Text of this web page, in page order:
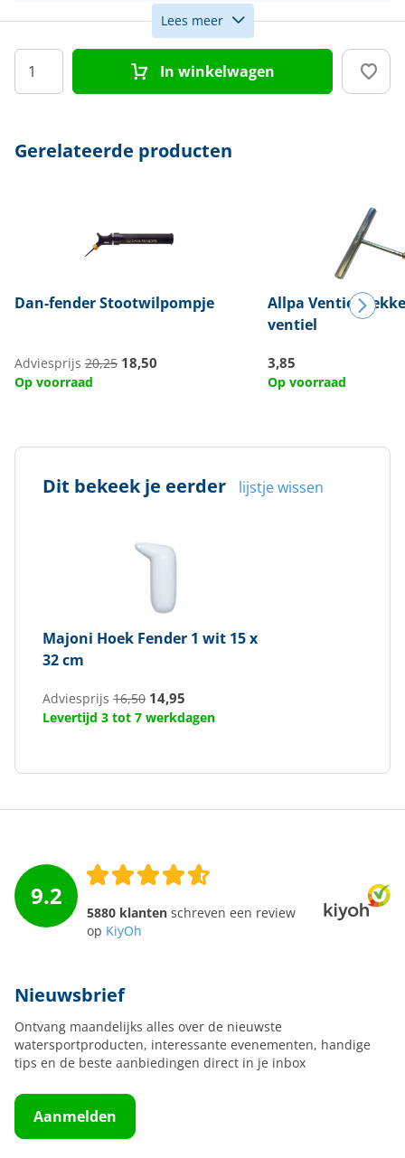
Kleur Wit
Model Hoek fender
Lees meer
In winkelwagen
Gerelateerde producten
Dan-fenderStootwilpompje
Adviesprijs 20,25 18,50
Op voorraad
Allpa
ventiel
3,85
Op voorraad
Dit bekeek je eerder lijstje wissen
Majoni Hoek Fender 1 wit 15 x
32 cm
Adviesprijs 16,50 14,95
Levertijd 3 tot 7 werkdagen
9.2
5880 klanten schreven een review
op KiyOh
Nieuwsbrief
Ontvang maandelijks alles over de nieuwste
watersportproducten, interessante evenementen, handige
tips en de beste aanbiedingen direct in je inbox
Aanmelden